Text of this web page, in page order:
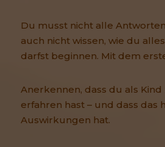
Du musst nicht alle
auch nicht wissen, wie du
darfst beginnen. Mit dem
Anerkennen, dass du als
erfahren hast – und dass das
Auswirkungen hat.